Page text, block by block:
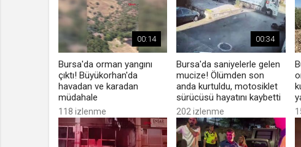
00:14
Bursa'da orman yangını
çıktı! Büyükorhan'da
havadan ve karadan
müdahale
118 izlenme
00:34
Bursa'da saniyelerle gelen
mucize! Ölümden son
anda kurtuldu, motosiklet
sürücüsü hayatını kaybetti
202 izlenme